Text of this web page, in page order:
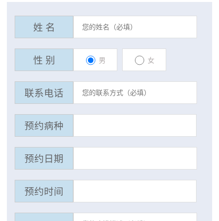
姓 名
性 别 男 女
联系电话
预约病种
预约日期
预约时间